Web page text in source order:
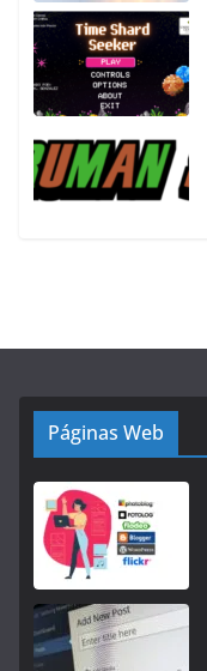
Páginas Web